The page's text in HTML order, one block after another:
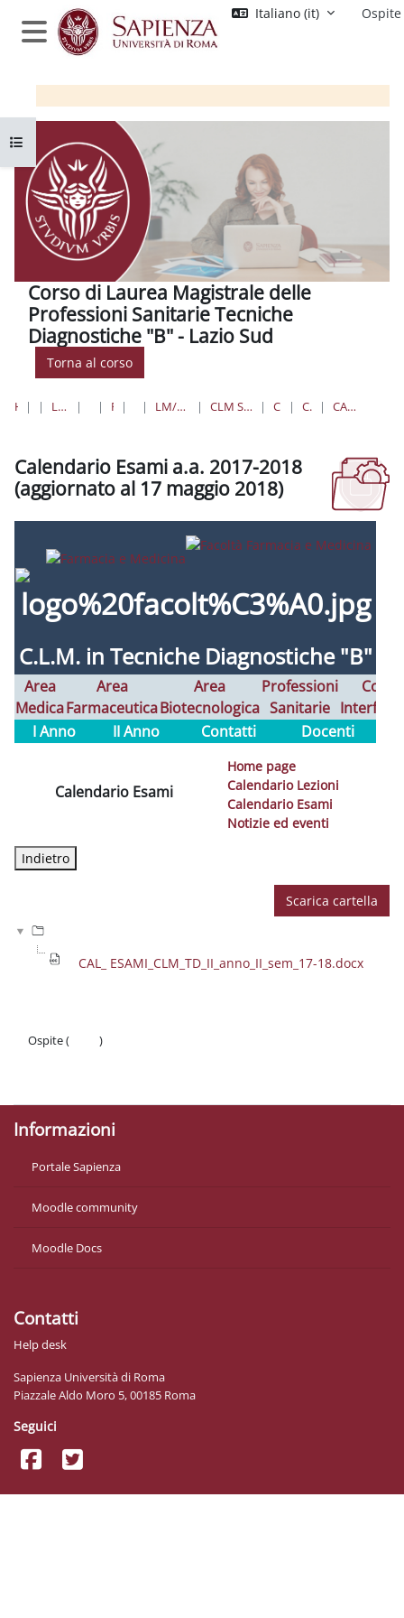
Vai al contenuto principale
Pannello laterale
Italiano ‎(it)‎ Ospite
Corso di Laurea Magistrale delle
Professioni Sanitarie Tecniche
Diagnostiche "B" - Lazio Sud
Torna al corso
HOME CORSI
LAUREE TRIENNALI, MAGISTRALI, A CICLO UNICO FARMACIA E MEDICINA PROFESSIONI SANITARIE LAUREE MAGISTRALI LM/SNT03 SCIENZE DELLE PROFESSIONI SANITARIE TECNICHE DIAGNOSTICHE CLM SCIENZE DELLE PROFESSIONI SANITARIE TECNICHE DIAGNOSTICHE "B" - SEDE DI LATINA COLLEGAMENTI ALLE VOCI DEI MENÙ CALENDARIO ESAMI A.A. 2017-2018 (AGGIORNATO AL 17 MAGGIO 2018)
Apri indice del corso
Calendario Esami a.a. 2017-2018
(aggiornato al 17 maggio 2018)
C.L.M. in Tecniche Diagnostiche "B"
Area
Medica
Area
Farmaceutica
Area
Biotecnologica
Professioni
Sanitarie
Corsi
I Anno
II Anno Contatti Docenti
Calendario Esami
Home page
Calendario Lezioni
Calendario Esami
Notizie ed eventi
Scarica cartella
CAL_ ESAMI_CLM_TD_II_anno_II_sem_17-18.docx
Ospite (
)
Informazioni
Portale Sapienza
Moodle community
Moodle Docs
Contatti
Help desk
Sapienza Università di Roma
Piazzale Aldo Moro 5, 00185 Roma
Seguici